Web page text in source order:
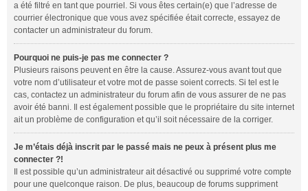
a été filtré en tant que pourriel. Si vous êtes certain(e) que l’adresse de
courrier électronique que vous avez spécifiée était correcte, essayez de
contacter un administrateur du forum.
Pourquoi ne puis-je pas me connecter ?
Plusieurs raisons peuvent en être la cause. Assurez-vous avant tout que
votre nom d’utilisateur et votre mot de passe soient corrects. Si tel est le
cas, contactez un administrateur du forum afin de vous assurer de ne pas
avoir été banni. Il est également possible que le propriétaire du site internet
ait un problème de configuration et qu’il soit nécessaire de la corriger.
Je m’étais déjà inscrit par le passé mais ne peux à présent plus me
connecter ?!
Il est possible qu’un administrateur ait désactivé ou supprimé votre compte
pour une quelconque raison. De plus, beaucoup de forums suppriment